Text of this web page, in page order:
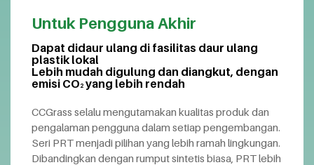
Untuk Pengguna Akhir
Dapat didaur ulang di fasilitas daur ulang
plastik lokal
Lebih mudah digulung dan diangkut, dengan
emisi CO 2 yang lebih rendah
CCGrass selalu mengutamakan kualitas produk dan
pengalaman pengguna dalam setiap pengembangan.
Seri PRT menjadi pilihan yang lebih ramah lingkungan.
Dibandingkan dengan rumput sintetis biasa, PRT lebih